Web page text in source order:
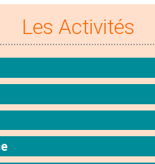
Les Activités